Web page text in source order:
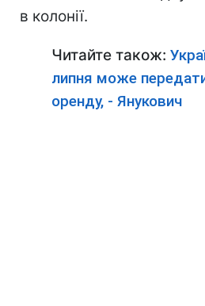
в колонії.
Читайте також:
липня може
оренду, - Янукович